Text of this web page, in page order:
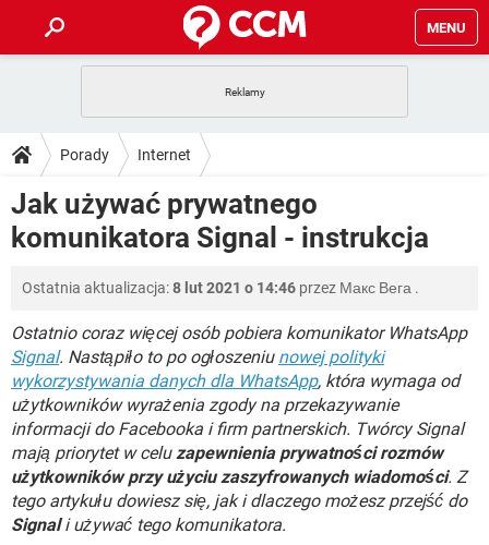
MENU
GRY
SPOTIFY NETFLIX
INSTAGRAM FACEBOOK
PORADY
PlayStation
GRY WHATSAPP
INSTAGRAM FACEBOOK
WINDOWS 10
DO POBRANIA
ANDROID TIKTOK
INSTAGRAM FACEBOOK
WINDOWS 10
FORUM
COVID-19 TIKTOK
GRY WHATSAPP
SPOTIFY NETFLIX
INSTAGRAM FACEBOOK
WINDOWS 10
COVID-19 TIKTOK
GRY WHATSAPP
SPOTIFY NETFLIX
INSTAGRAM FACEBOOK
WINDOWS 10
Porady Internet
Jak używać prywatnego
komunikatora Signal - instrukcja
Ostatnia aktualizacja:8 lut 2021 o 14:46 przez Макс Вега .
Ostatnio coraz więcej osób pobiera komunikator WhatsApp
Signal. Nastąpiło to po ogłoszeniu nowej polityki
wykorzystywania danych dla WhatsApp, która wymaga od
użytkowników wyrażenia zgody na przekazywanie
informacji do Facebooka i firm partnerskich. Twórcy Signal
mają priorytet w celuzapewnienia prywatności rozmów
użytkowników przy użyciu zaszyfrowanych wiadomości. Z
tego artykułu dowiesz się, jak i dlaczego możesz przejść do
Signali używać tego komunikatora.